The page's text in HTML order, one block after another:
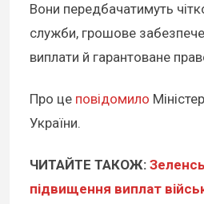
Вони передбачатимуть
служби, грошове
виплати й гарантоване
Про це повідомило
України.
ЧИТАЙТЕ ТАКОЖ:
підвищення виплат